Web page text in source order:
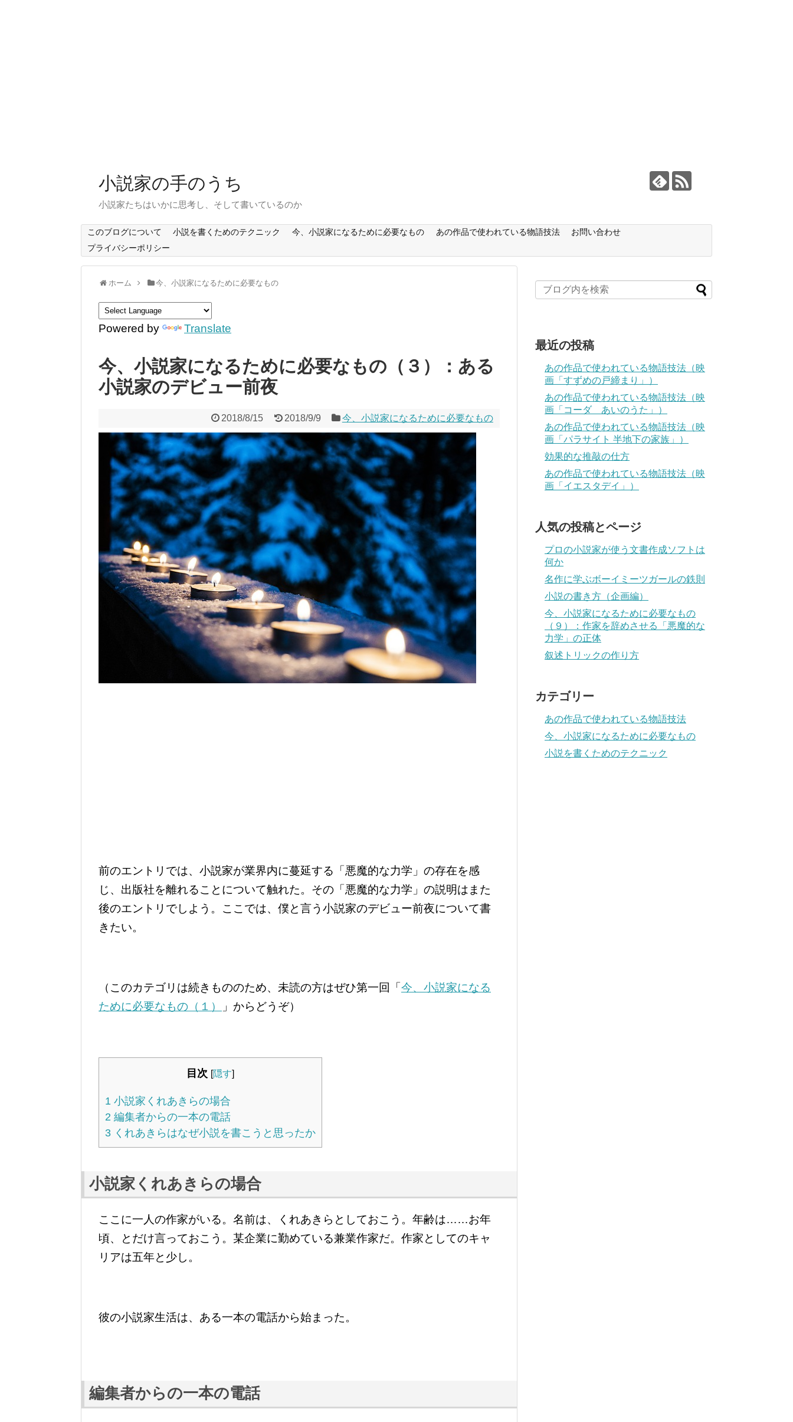
小説家の手のうち
小説家たちはいかに思考し、そして書いているのか
このブログについて 小説を書くためのテクニック 今、小説家になるために必要なもの あの作品で使われている物語技法
お問い合わせ
プライバシーポリシー
ホーム 今、小説家になるために必要なもの
Powered by Translate
今、小説家になるために必要なもの（３）：ある
小説家のデビュー前夜
2018/8/15 2018/9/9 今、小説家になるために必要なもの
前のエントリでは、小説家が業界内に蔓延する「悪魔的な力学」の存在を感
じ、出版社を離れることについて触れた。その「悪魔的な力学」の説明はまた
後のエントリでしよう。ここでは、僕と言う小説家のデビュー前夜について書
きたい。
（このカテゴリは続きもののため、未読の方はぜひ第一回「今、小説家になる
ために必要なもの（１）
」からどうぞ）
目次 [隠す]
1 小説家くれあきらの場合
2 編集者からの一本の電話
3 くれあきらはなぜ小説を書こうと思ったか
小説家くれあきらの場合
ここに一人の作家がいる。名前は、くれあきらとしておこう。年齢は……お年
頃、とだけ言っておこう。某企業に勤めている兼業作家だ。作家としてのキャ
リアは五年と少し。
彼の小説家生活は、ある一本の電話から始まった。
編集者からの一本の電話
最近の投稿
あの作品で使われている物語技法（映
画「すずめの戸締まり」）
あの作品で使われている物語技法（映
画「コーダ あいのうた」）
あの作品で使われている物語技法（映
画「パラサイト 半地下の家族」）
効果的な推敲の仕方
あの作品で使われている物語技法（映
画「イエスタデイ」）
人気の投稿とページ
プロの小説家が使う文書作成ソフトは
何か
名作に学ぶボーイミーツガールの鉄則
小説の書き方（企画編）
今、小説家になるために必要なもの
（９）：作家を辞めさせる「悪魔的な
力学」の正体
叙述トリックの作り方
カテゴリー
あの作品で使われている物語技法
今、小説家になるために必要なもの
小説を書くためのテクニック